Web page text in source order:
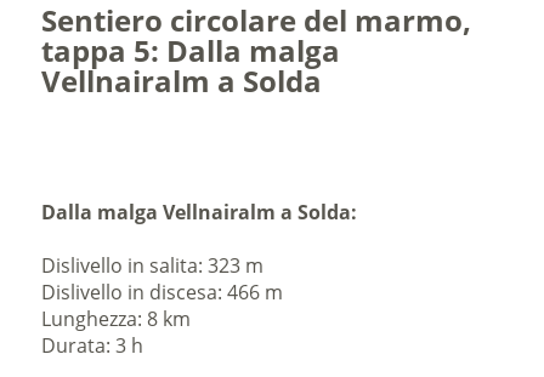
Sentiero circolare del marmo,
tappa 5: Dalla malga
Vellnairalm a Solda
Dalla malga Vellnairalm a Solda:
Dislivello in salita: 323 m
Dislivello in discesa: 466 m
Lunghezza: 8 km
Durata: 3 h